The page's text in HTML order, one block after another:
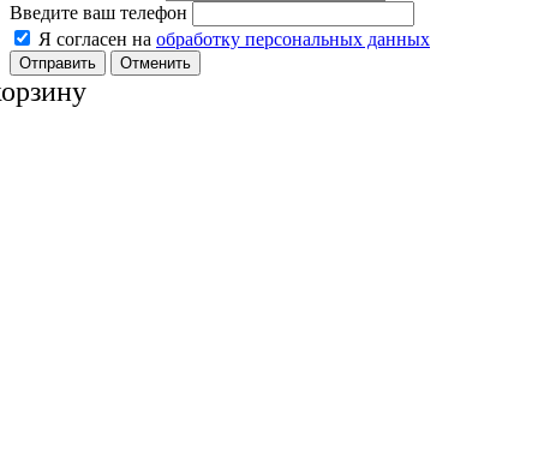
Введите ваш телефон
Я согласен на обработку персональных данных
Отменить